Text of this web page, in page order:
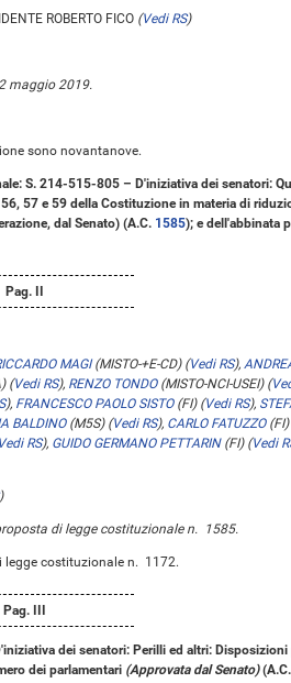
ROBERTO FICO (Vedi RS)
maggio 2019.
sono novantanove.
S. 214-515-805 – D'iniziativa dei senatori:
57 e 59 della Costituzione in materia di
dal Senato) (A.C. 1585); e dell'abbinata
Pag. II
MAGI(MISTO-+E-CD) (Vedi RS),
(Vedi RS), RENZO TONDO(MISTO-NCI-USEI) (
), FRANCESCO PAOLO SISTO(FI) (Vedi RS),
BALDINO(M5S) (Vedi RS), CARLO FATUZZO(FI)
RS), GUIDO GERMANO PETTARIN(FI) (Vedi
)
di legge costituzionale n. 1585.
costituzionale n. 1172.
Pag. III
dei senatori: Perilli ed altri: Disposizioni
dei parlamentari (Approvata dal Senato)(A.C.